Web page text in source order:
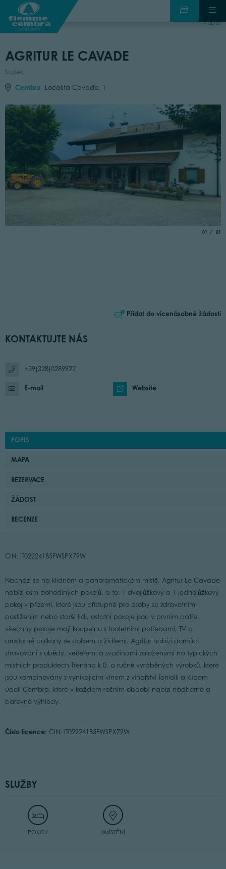
zpět
AGRITUR LE CAVADE
Statek
Cembra Località Cavade, 1
01 of
01
Přidat do vícenásobné žádosti
KONTAKTUJTE NÁS
+39(328)0289922
E-mail Website
POPIS
MAPA
REZERVACE
ŽÁDOST
RECENZE
CIN: IT022241B5FWSPX79W
Nachází se na klidném a panoramatickém místě, Agritur Le Cavade
nabízí osm pohodlných pokojů, a to: 1 dvojlůžkový a 1 jednolůžkový
pokoj v přízemí, které jsou přístupné pro osoby se zdravotním
postižením nebo starší lidi, ostatní pokoje jsou v prvním patře,
všechny pokoje mají koupelnu s toaletními potřebami, TV a
prostorné balkony se stolkem a židlemi. Agritur nabízí domácí
stravování s obědy, večeřemi a svačinami založenými na typických
místních produktech Trentina k.0. a ručně vyráběných výrobků, které
jsou kombinovány s vynikajícím vínem z vinařství Toniolli a klidem
údolí Cembra, které v každém ročním období nabízí nádherné a
barevné výhledy.
Číslo licence: CIN: IT022241B5FWSPX79W
SLUŽBY
POKOJ UMÍSTĚNÍ